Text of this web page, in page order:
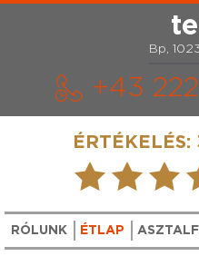
Bp,
+43
ÉRTÉKELÉS:
RÓLUNK ÉTLAP